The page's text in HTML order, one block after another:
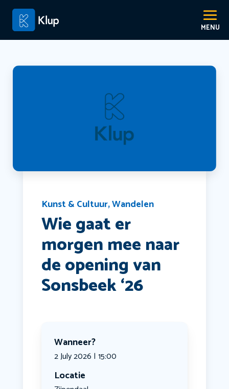
Kunst & Cultuur,Wandelen
Wie gaat er
morgen mee naar
de opening van
Sonsbeek ‘26
Wanneer?
2 July 2026 | 15:00
Locatie